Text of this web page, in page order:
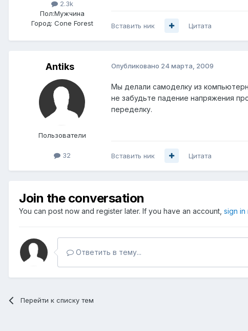
2.3k
Пол:Мужчина
Город: Cone Forest Вставить ник Цитата
Antiks
Пользователи
32
Опубликовано 24 марта, 2009
Мы делали самоделку из
не забудьте падение напряжения
переделку.
Вставить ник Цитата
Join the conversation
You can post now and register later. If you have an account, sign in
Ответить в тему...
Перейти к списку тем